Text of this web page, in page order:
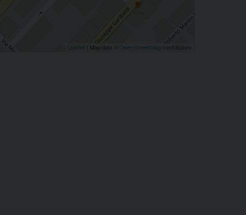
Leaflet | Map data © OpenStreetMap contributors